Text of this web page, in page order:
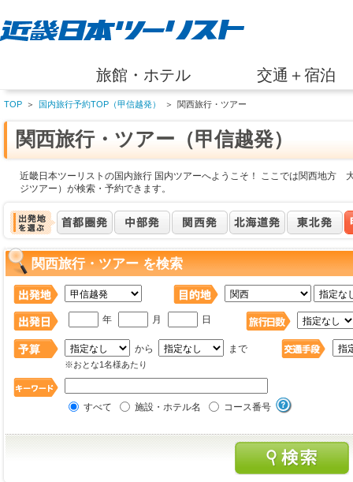
旅館・ホテル 交通＋宿泊
TOP ＞ 国内旅行予約TOP（甲信越発） ＞ 関西旅行・ツアー
関西旅行・ツアー（甲信越発）
近畿日本ツーリストの国内旅行 国内ツアーへようこそ！ ここでは関西地方
ジツアー）が検索・予約できます。
関西旅行・ツアー を検索
年 月 日
から まで
※おとな1名様あたり
すべて 施設・ホテル名 コース番号